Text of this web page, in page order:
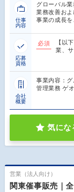
仕事
内容
グローバル
業務改善およ
事業の成長を
応募
資格
必須
【以
業、
会社
概要
事業内容：
管理業務 ゲ
気にな
営業（法人向け）
関東催事販売｜